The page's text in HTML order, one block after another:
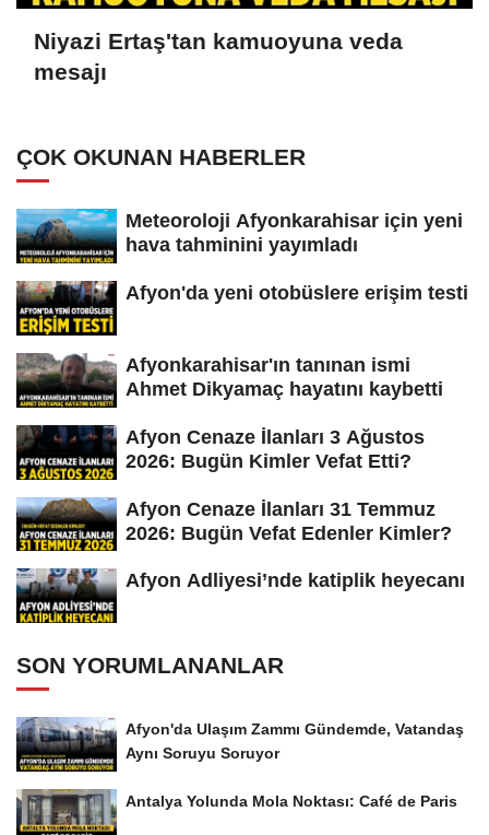
Niyazi Ertaş'tan kamuoyuna veda
mesajı
ÇOK OKUNAN HABERLER
Meteoroloji Afyonkarahisar için yeni
hava tahminini yayımladı
Afyon'da yeni otobüslere erişim testi
Afyonkarahisar'ın tanınan ismi
Ahmet Dikyamaç hayatını kaybetti
Afyon Cenaze İlanları 3 Ağustos
2026: Bugün Kimler Vefat Etti?
Afyon Cenaze İlanları 31 Temmuz
2026: Bugün Vefat Edenler Kimler?
Afyon Adliyesi’nde katiplik heyecanı
SON YORUMLANANLAR
Afyon'da Ulaşım Zammı Gündemde, Vatandaş
Aynı Soruyu Soruyor
Antalya Yolunda Mola Noktası: Café de Paris